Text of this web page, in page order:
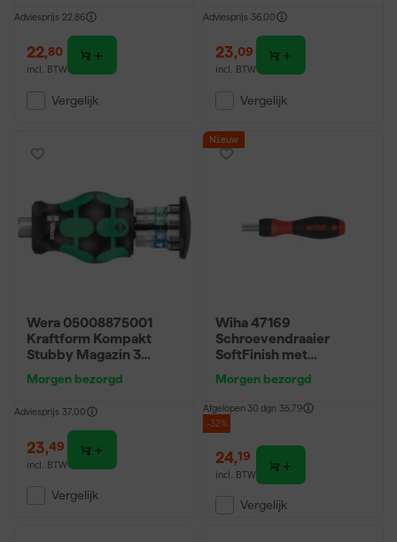
Adviesprijs 22,86
22,80
incl. BTW
Vergelijk
Adviesprijs 36,00
23,09
incl. BTW
Vergelijk
Wera 05008875001
Kraftform Kompakt
Stubby Magazin 3
in 1 multi-bit
Morgen bezorgd
Adviesprijs 37,00
23,49
incl. BTW
Vergelijk
Nieuw
Wiha 47169
Schroevendraaier
SoftFinish met
112mm - met
ratelfunctie
Morgen bezorgd
Afgelopen 30 dgn 35,79
-32%
24,19
incl. BTW
Vergelijk